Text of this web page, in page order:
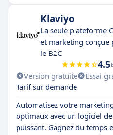
Klaviyo
La seule plateforme
et marketing conçue
le B2C
4.5
Version gratuite Essai
Tarif sur demande
Automatisez votre
optimaux avec un logiciel
puissant. Gagnez du temps